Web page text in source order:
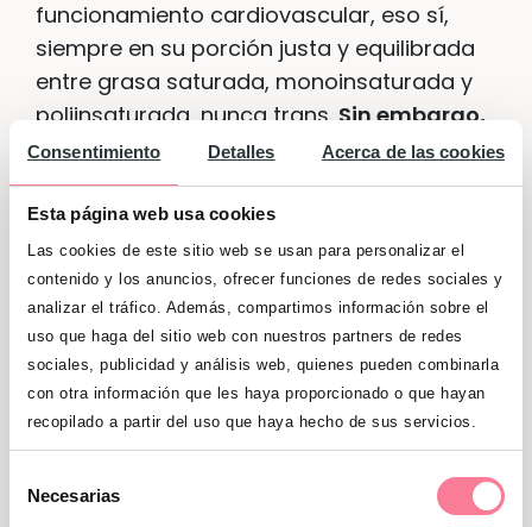
Consentimiento Detalles Acerca de las cookies
Esta página web usa cookies
Las cookies de este sitio web se usan para personalizar el
contenido y los anuncios, ofrecer funciones de redes sociales y
analizar el tráfico. Además, compartimos información sobre el
uso que haga del sitio web con nuestros partners de redes
sociales, publicidad y análisis web, quienes pueden combinarla
con otra información que les haya proporcionado o que hayan
recopilado a partir del uso que haya hecho de sus servicios.
Necesarias
funcionamiento cardiovascular, eso sí,
siempre en su porción justa y equilibrada
entre grasa saturada, monoinsaturada y
poliinsaturada, nunca trans. Sin embargo,
los azúcares añadidos no conviene
tomarlos en ningún tipo de
circunstancia.De unas décadas a esta
parte, parece que los productos debían
contener poca grasa, que todo fuera
desnatado, y lo que en realidad afecta a
nuestra salud son los azúcares añadidos,
en ningún caso los azúcares que
contienen los alimentos de forma
natural.
Las frutas, un alimento que debemos